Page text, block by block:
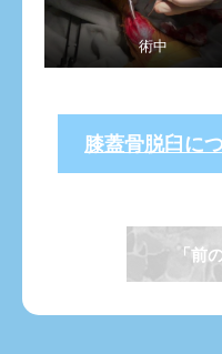
術中
膝蓋骨脱臼に
「前